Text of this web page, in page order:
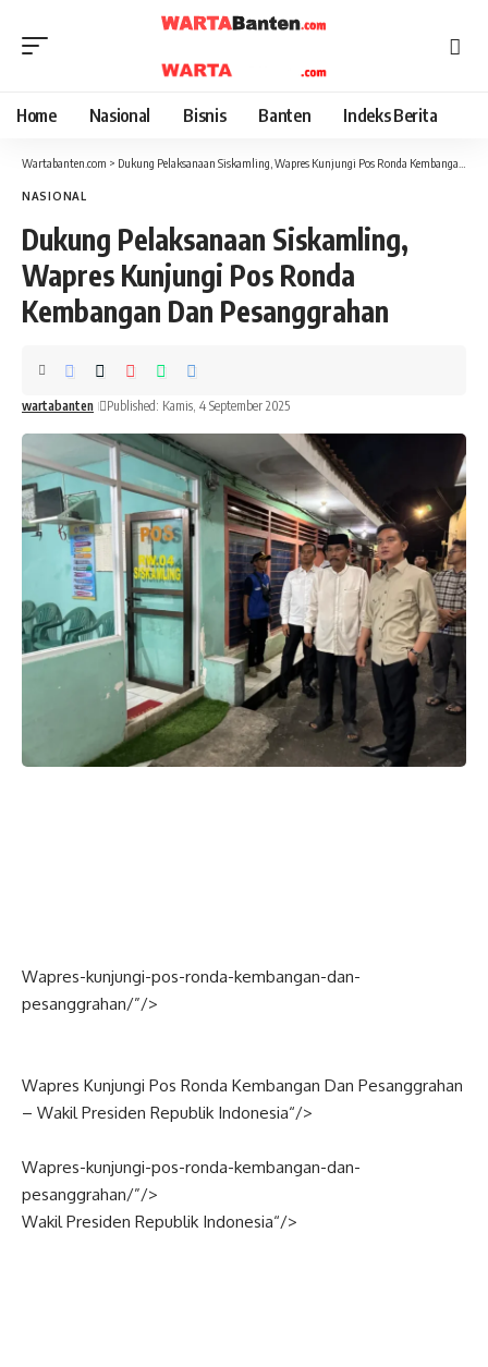
Home Nasional Bisnis Banten Indeks Berita
Wartabanten.com > Dukung Pelaksanaan Siskamling, Wapres Kunjungi Pos Ronda Kembangan Dan Pesanggrahan
NASIONAL
Dukung Pelaksanaan Siskamling,
Wapres Kunjungi Pos Ronda
Kembangan Dan Pesanggrahan
wartabanten Published: Kamis, 4 September 2025
Wapres-kunjungi-pos-ronda-kembangan-dan-
pesanggrahan/”/>
Wapres Kunjungi Pos Ronda Kembangan Dan Pesanggrahan
– Wakil Presiden Republik Indonesia“/>
Wapres-kunjungi-pos-ronda-kembangan-dan-
pesanggrahan/”/>
Wakil Presiden Republik Indonesia“/>